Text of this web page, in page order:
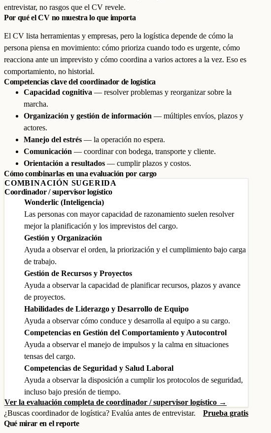
entrevistar, no rasgos que el CV revele.
Por qué el CV no muestra lo que importa
El CV lista herramientas y empresas, pero la logística depende de cómo la
persona piensa en movimiento: cómo prioriza cuando todo es urgente, cómo
reacciona ante un imprevisto y cómo coordina a varios actores a la vez. Eso es
comportamiento, no historial.
Competencias clave del coordinador de logística
Capacidad cognitiva — resolver problemas y reorganizar sobre la
marcha.
Organización y gestión de información — múltiples envíos, plazos y
actores.
Manejo del estrés — la operación no espera.
Comunicación — coordinar con bodega, transporte y cliente.
Orientación a resultados — cumplir plazos y costos.
Cómo combinarlas en una evaluación por cargo
COMBINACIÓN SUGERIDA
Coordinador / supervisor logístico
Wonderlic (Inteligencia)
Las personas con mayor capacidad de razonamiento suelen resolver
mejor la planificación y los imprevistos del cargo.
Gestión y Organización
Ayuda a observar el orden, la priorización y el cumplimiento bajo carga
de trabajo.
Gestión de Recursos y Proyectos
Ayuda a observar la capacidad de planificar recursos, plazos y avance
de proyectos.
Habilidades de Liderazgo y Desarrollo de Equipo
Ayuda a observar cómo conduce y desarrolla al equipo a su cargo.
Competencias en Gestión del Comportamiento y Autocontrol
Ayuda a observar el manejo de impulsos y la calma en situaciones
tensas del cargo.
Competencias de Seguridad y Salud Laboral
Ayuda a observar la disposición a cumplir los protocolos de seguridad,
incluso bajo presión de tiempo.
Ver la evaluación completa de coordinador / supervisor logístico →
¿Buscas coordinador de logística? Evalúa antes de entrevistar.
Prueba gratis
Qué mirar en el reporte